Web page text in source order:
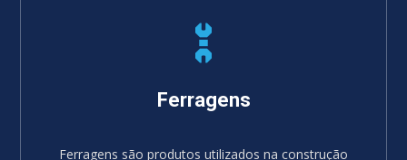
Ferragens
Ferragens são produtos utilizados na construção